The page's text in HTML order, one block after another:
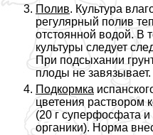
Полив. Культура
регулярный полив
отстоянной водой. В
культуры следует
При подсыхании
плоды не завязывает.
Подкормка
цветения раствором
(20 г суперфосфата и
органики). Норма